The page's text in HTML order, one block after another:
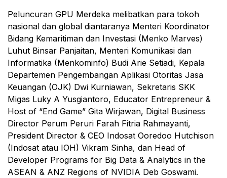
Peluncuran GPU Merdeka melibatkan para tokoh
nasional dan global diantaranya Menteri Koordinator
Bidang Kemaritiman dan Investasi (Menko Marves)
Luhut Binsar Panjaitan, Menteri Komunikasi dan
Informatika (Menkominfo) Budi Arie Setiadi, Kepala
Departemen Pengembangan Aplikasi Otoritas Jasa
Keuangan (OJK) Dwi Kurniawan, Sekretaris SKK
Migas Luky A Yusgiantoro, Educator Entrepreneur &
Host of “End Game” Gita Wirjawan, Digital Business
Director Perum Peruri Farah Fitria Rahmayanti,
President Director & CEO Indosat Ooredoo Hutchison
(Indosat atau IOH) Vikram Sinha, dan Head of
Developer Programs for Big Data & Analytics in the
ASEAN & ANZ Regions of NVIDIA Deb Goswami.